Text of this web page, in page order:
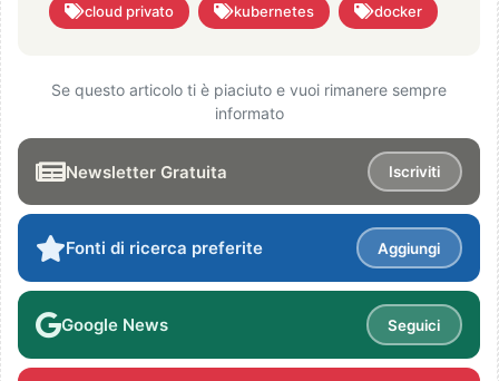
cloud privato kubernetes docker
Se questo articolo ti è piaciuto e vuoi rimanere sempre
informato
Newsletter Gratuita Iscriviti
Fonti di ricerca preferite Aggiungi
Google News Seguici